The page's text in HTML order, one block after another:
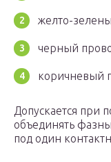
желто-
черный
коричневый
Допускается при
объединять
под один